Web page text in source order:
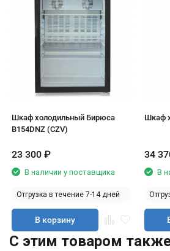
Шкаф холодильный Бирюса
B154DNZ (CZV)
23 300 ₽
В наличии у поставщика
Отгрузка в течение 7-14 дней
В корзину
Шкаф
34
В
C этим товаром